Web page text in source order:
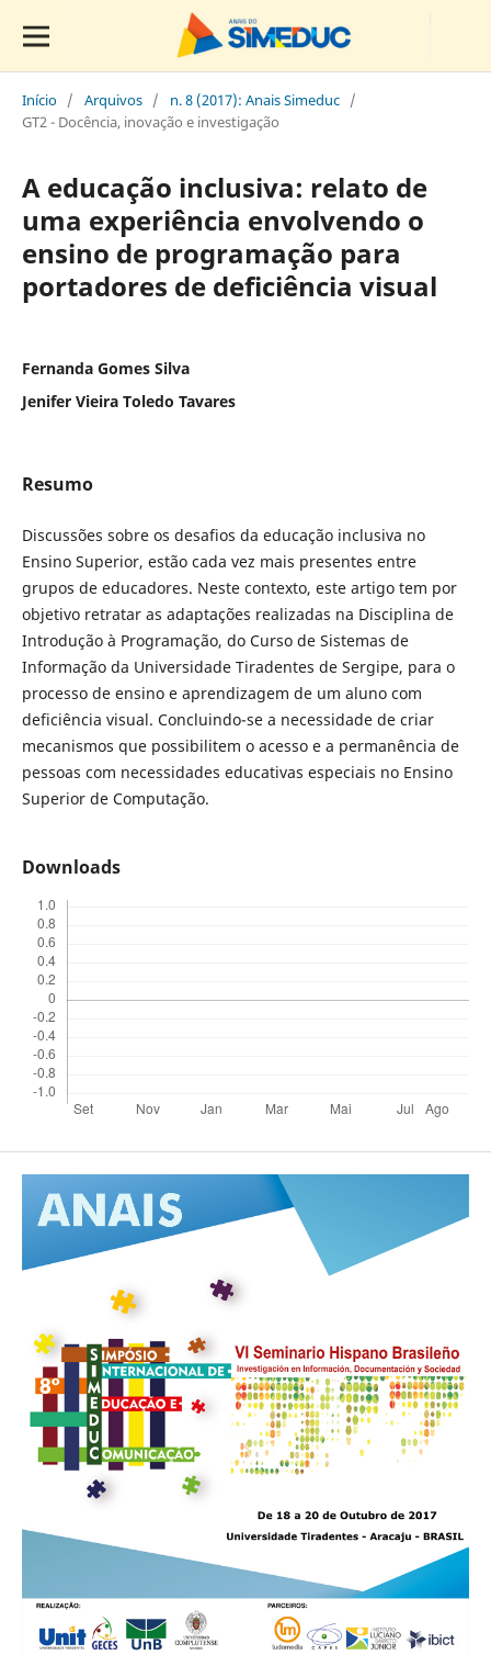
Início / Arquivos / n. 8 (2017): Anais Simeduc /
GT2 - Docência, inovação e investigação
A educação inclusiva: relato de
uma experiência envolvendo o
ensino de programação para
portadores de deficiência visual
Fernanda Gomes Silva
Jenifer Vieira Toledo Tavares
Resumo
Discussões sobre os desafios da educação inclusiva no
Ensino Superior, estão cada vez mais presentes entre
grupos de educadores. Neste contexto, este artigo tem por
objetivo retratar as adaptações realizadas na Disciplina de
Introdução à Programação, do Curso de Sistemas de
Informação da Universidade Tiradentes de Sergipe, para o
processo de ensino e aprendizagem de um aluno com
deficiência visual. Concluindo-se a necessidade de criar
mecanismos que possibilitem o acesso e a permanência de
pessoas com necessidades educativas especiais no Ensino
Superior de Computação.
Downloads